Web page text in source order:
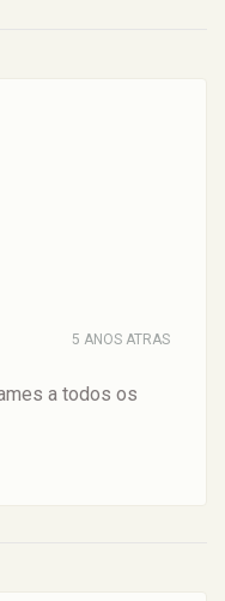
5 ANOS ATRAS
a todos os